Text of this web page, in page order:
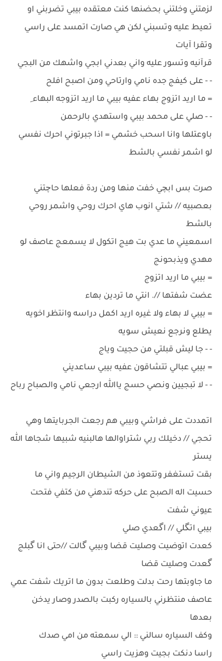
لزمتني وخلتني بحضنها كنت معتقده بيبي تضربني او
تعيط عليه وتسبني لكن هي صارت اتمسد على راسي
وتقرا آيات
قرآنيه وتسور عليه واني بعدني ابجي واشهك من البجي
- - على كيفج جده نامي وارتاحي ومن اصبح افلح
= ما اريد اتزوج بهاء عفيه بيبي ما اريد اتزوجه البهاء ِ
- - صلي على محمد بيبي واستهدي بالرحمن
باوعتلها وانا اسحب خشمي = اذا جبرتوني احرك نفسي
لو اشمر نفسي بالشط
صرت بس ابچي خفت منها ومن ردة فعلها حاچتني
بعصبيه // شتي انوب هاي احرك روحي واشمر روحي
بالشط
اسمعيني ما عدي بت هيج اتكول لا يسمعج عاصف لو
مهدي ويذبحونج
= بيبي ما اريد اتزوج
عضت شفتها //. انتي ما تردين بهاء
= بيبي لا بهاء ولا غيره اريد اكمل دراسه وانتظر اخويه
يطلع ونرجع نعيش سويه
- - جا ليش قبلتي من حجيت وياج
= بيبي عبالي تتشاقون عفيه بيبي ساعديني
- - لا تبجيين ونصي حسج ياالله ارجعي نامي والصباح رباح
اتمددت على فراشي وبيبي هم رجعت الجربايتها وهي
تحجي // دخيلك ربي شتراوالها هالبنيه شبيها شجاها الله
يستر
بقت تستغفر وتتعوذ من الشيطان الرجيم واني ما
حسيت اله الصبح على حركه تندهني من كتفي فتحت
عيوني شفت
بيبي اتگلي // اگعدي صلي
كعدت اتوضيت وصليت قضا وبيبي گالت //حتى انا گبلج
گعدت وصليت قضا
ما جاوبتها رحت بدلت وطلعت بدون ما اتريك شفت عمي
عاصف منتظرني بالسياره ركبت بالصدر وصار يدخن
بعدها
وكف السياره سالني :: الي سمعته من امي صدك
راسا دنكت بجيت وهزيت راسي